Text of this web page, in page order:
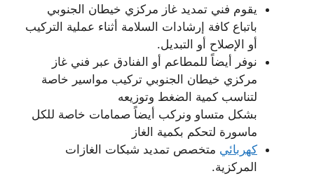
يقوم فني تمديد غاز مركزي خيطان الجنوبي
باتباع كافة إرشادات السلامة أثناء عملية التركيب
أو الإصلاح أو التبديل.
نوفر أيضاً للمطاعم أو الفنادق عبر فني غاز
مركزي خيطان الجنوبي تركيب مواسير خاصة
لتناسب كمية الضغط وتوزيعه
بشكل متساو ونركب أيضاً صمامات خاصة للكل
ماسورة لتحكم بكمية الغاز
كهربائي متخصص تمديد شبكات الغازات
المركزية.